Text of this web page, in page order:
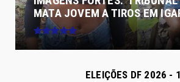
- CONTINUA ABAIXO DA